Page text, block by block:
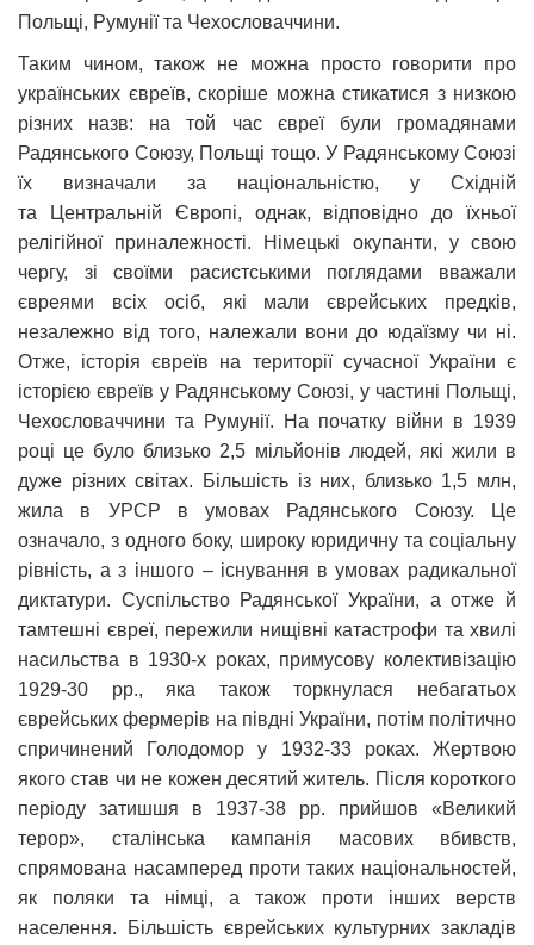
Польщі, Румунії та Чехословаччини.
Таким чином, також не можна просто говорити про
українських євреїв, скоріше можна стикатися з низкою
різних назв: на той час євреї були громадянами
Радянського Союзу, Польщі тощо. У Радянському Союзі
їх визначали за національністю, у Східній
та Центральній Європі, однак, відповідно до їхньої
релігійної приналежності. Німецькі окупанти, у свою
чергу, зі своїми расистськими поглядами вважали
євреями всіх осіб, які мали єврейських предків,
незалежно від того, належали вони до юдаїзму чи ні.
Отже, історія євреїв на території сучасної України є
історією євреїв у Радянському Союзі, у частині Польщі,
Чехословаччини та Румунії. На початку війни в 1939
році це було близько 2,5 мільйонів людей, які жили в
дуже різних світах. Більшість із них, близько 1,5 млн,
жила в УРСР в умовах Радянського Союзу. Це
означало, з одного боку, широку юридичну та соціальну
рівність, а з іншого – існування в умовах радикальної
диктатури. Суспільство Радянської України, а отже й
тамтешні євреї, пережили нищівні катастрофи та хвилі
насильства в 1930-х роках, примусову колективізацію
1929-30 рр., яка також торкнулася небагатьох
єврейських фермерів на півдні України, потім політично
спричинений Голодомор у 1932-33 роках. Жертвою
якого став чи не кожен десятий житель. Після короткого
періоду затишшя в 1937-38 рр. прийшов «Великий
терор», сталінська кампанія масових вбивств,
спрямована насамперед проти таких національностей,
як поляки та німці, а також проти інших верств
населення. Більшість єврейських культурних закладів